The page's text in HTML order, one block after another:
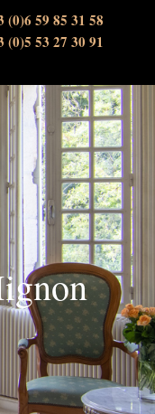
(0)6 59 85 31 58
(0)5 53 27 30 91